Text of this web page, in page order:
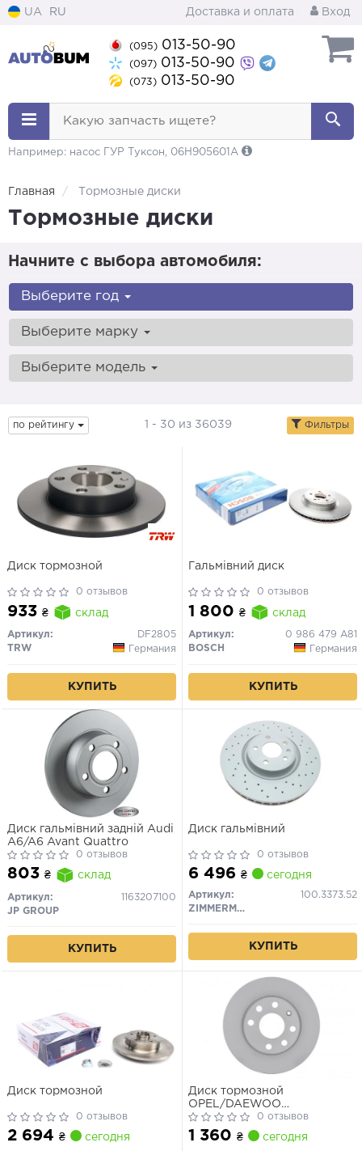
UA RU Доставка и оплата Вход
(095) 013-50-90
(097) 013-50-90
(073) 013-50-90
Какую запчасть ищете?
Например: насос ГУР Туксон, 06H905601A
Главная Тормозные диски
Тормозные диски
Начните с выбора автомобиля:
Выберите год
Выберите марку
Выберите модель
по рейтингу 1 - 30 из 36039 Фильтры
Диск тормозной
0 отзывов
933 ₴ склад
Артикул:
DF2805
TRW
Германия
КУПИТЬ
Гальмівний диск
0 отзывов
1 800 ₴ склад
Артикул:
0 986 479 A81
BOSCH
Германия
КУПИТЬ
Диск гальмівний задній Audi
A6/A6 Avant Quattro
0 отзывов
803 ₴ склад
Артикул:
1163207100
JP GROUP
КУПИТЬ
Диск гальмівний
0 отзывов
6 496 ₴ сегодня
Артикул:
100.3373.52
ZIMMERMANN
КУПИТЬ
Диск тормозной
0 отзывов
2 694 ₴ сегодня
Диск тормозной
OPEL/DAEWOO
Astra/Combo/Corsa/Kadett/
\'\'F
0 отзывов
1 360 ₴ сегодня